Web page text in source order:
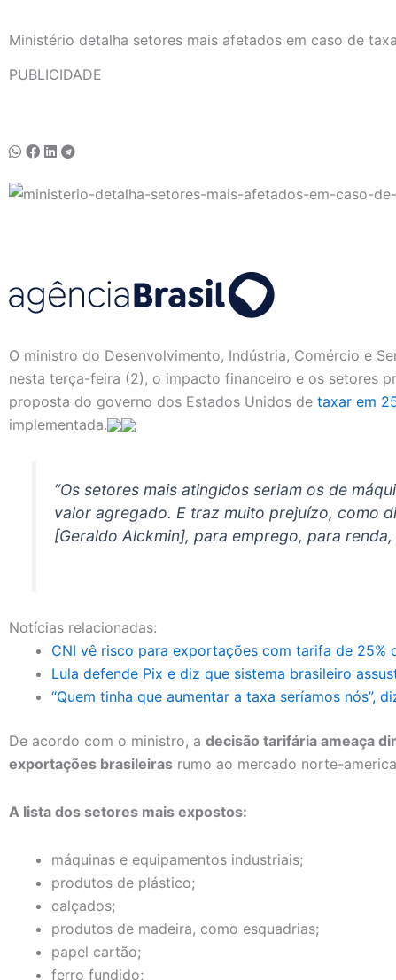
Ministério detalha setores mais afetados em caso de
PUBLICIDADE
O ministro do Desenvolvimento, Indústria, Comércio e
nesta terça-feira (2), o impacto financeiro e os setores
proposta do governo dos Estados Unidos de taxar em
implementada.
“Os setores mais atingidos seriam os de
valor agregado. E traz muito prejuízo, como
[Geraldo Alckmin], para emprego, para
Notícias relacionadas:
CNI vê risco para exportações com tarifa de 25%
Lula defende Pix e diz que sistema brasileiro
“Quem tinha que aumentar a taxa seríamos nós”,
De acordo com o ministro, a decisão tarifária ameaça
exportações brasileiras rumo ao mercado norte-
A lista dos setores mais expostos:
máquinas e equipamentos industriais;
produtos de plástico;
calçados;
produtos de madeira, como esquadrias;
papel cartão;
ferro fundido;